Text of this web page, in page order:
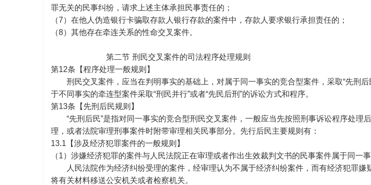
罪无关的民事纠纷，请求上述主体承担民事责任的；
（7）在他人伪造银行卡骗取存款人银行存款的案件中，存款人要求银行承担责任的；
（8）其他存在牵连关系的性命交叉案件。
第二节 刑民交叉案件的司法程序处理规则
第12条【程序处理一般规则】
刑民交叉案件，应当在判明事实的基础上，对属于同一事实的竞合型案件，采取“先刑
于不同事实的牵连型案件采取“刑民并行”或者“先民后刑”的诉讼方式和程序。
第13条【 先刑后民规则】
“先刑后民”是指对同一事实的竞合型刑民交叉案件，一般应当先按照刑事诉讼程序处理
理，或者法院审理刑事案件时附带审理相关民事部分。先行后民主要规则有：
13.1【涉及经济犯罪案件的一般规则】
（1）涉嫌经济犯罪的案件与人民法院正在审理或者作出生效裁判文书的民事案件属于同一
人民法院作为经济纠纷受理的案件，经审理认为不属于经济纠纷案件，而有经济犯罪嫌
将有关材料移送公安机关或者检察机关。